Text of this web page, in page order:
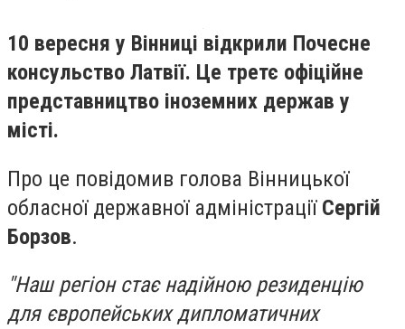
10 вересня у Вінниці відкрили Почесне
консульство Латвії. Це третє офіційне
представництво іноземних держав у
місті.
Про це повідомив голова Вінницької
обласної державної адміністрації Сергій
Борзов.
"Наш регіон стає надійною резиденцію
для європейських дипломатичних